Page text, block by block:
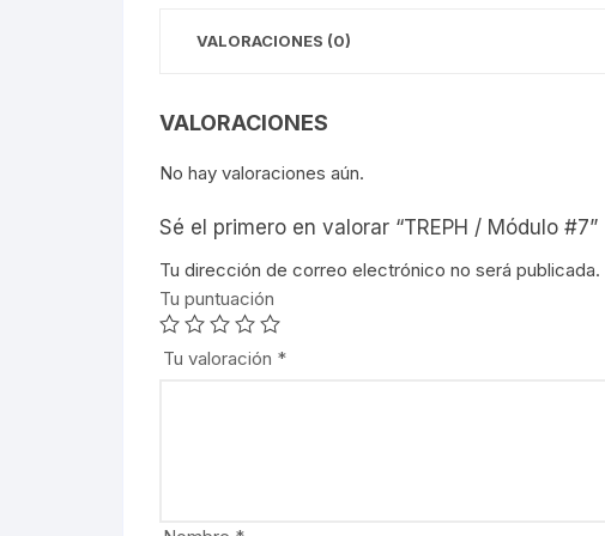
VALORACIONES (0)
VALORACIONES
No hay valoraciones aún.
Sé el primero en valorar “TREPH / Módulo #7”
Tu dirección de correo electrónico no será publicada.
Tu puntuación
Tu valoración *